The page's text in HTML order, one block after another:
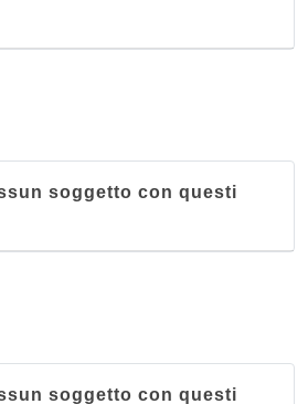
soggetto con questi
soggetto con questi